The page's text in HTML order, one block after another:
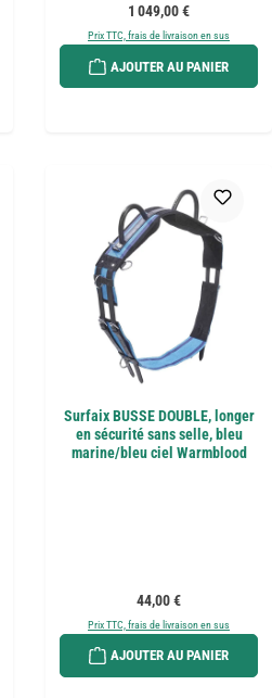
Prix régulier :
1 049,00 €
Prix TTC, frais de livraison en sus
AJOUTER AU PANIER
Surfaix BUSSE DOUBLE, longer
en sécurité sans selle, bleu
marine/bleu ciel Warmblood
Prix régulier :
44,00 €
Prix TTC, frais de livraison en sus
AJOUTER AU PANIER